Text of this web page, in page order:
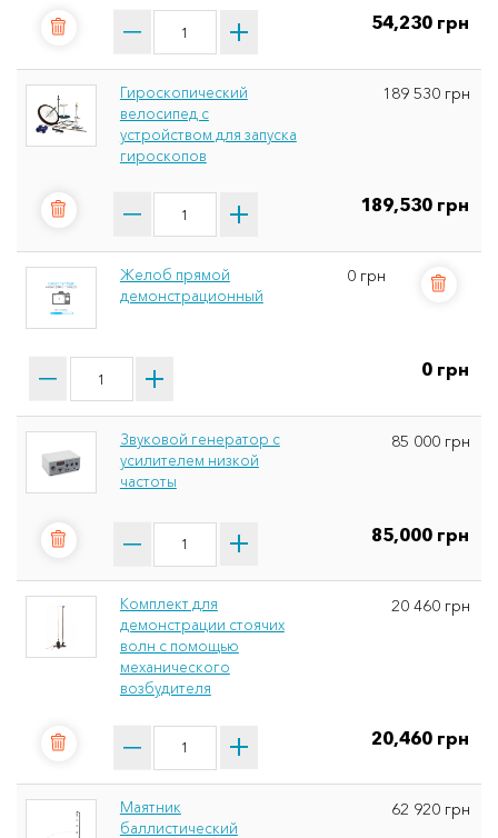
54,230 грн
Гироскопический
велосипед с
устройством для запуска
гироскопов
189 530 грн
189,530 грн
Желоб прямой
демонстрационный
0 грн
0 грн
Звуковой генератор с
усилителем низкой
частоты
85 000 грн
85,000 грн
Комплект для
демонстрации стоячих
волн с помощью
механического
возбудителя
20 460 грн
20,460 грн
Маятник
баллистический
62 920 грн